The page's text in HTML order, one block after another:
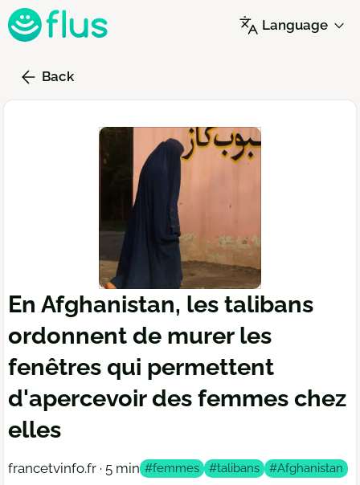
Skip
to
content
Language
Back
En Afghanistan, les talibans
ordonnent de murer les
fenêtres qui permettent
d'apercevoir des femmes chez
elles
francetvinfo.fr · 5 min #femmes #talibans #Afghanistan